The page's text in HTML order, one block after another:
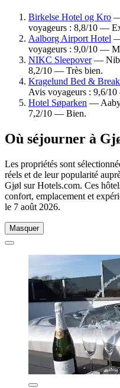
Birkelse Hotel og Kro —
voyageurs : 8,8/10 —
Aalborg Airport Hotel —
voyageurs : 9,0/10 —
NIKC Sleepover—
8,2/10 — Très bien.
Kragelund Bed &
Avis voyageurs : 9,6/
Hotel Søparken —
7,2/10 — Bien.
Où séjourner à
Les propriétés sont
réels et de leur popularité
Gjøl sur Hotels.com. Ces
confort, emplacement et
le 7 août 2026.
Masquer